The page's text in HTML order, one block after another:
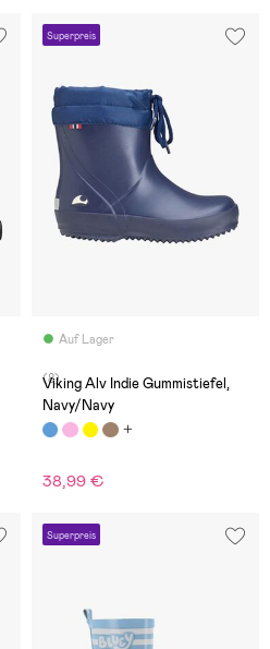
Superpreis
Auf Lager
(8)
Viking Alv Indie Gummistiefel,
Navy/Navy
38,99 €
Superpreis